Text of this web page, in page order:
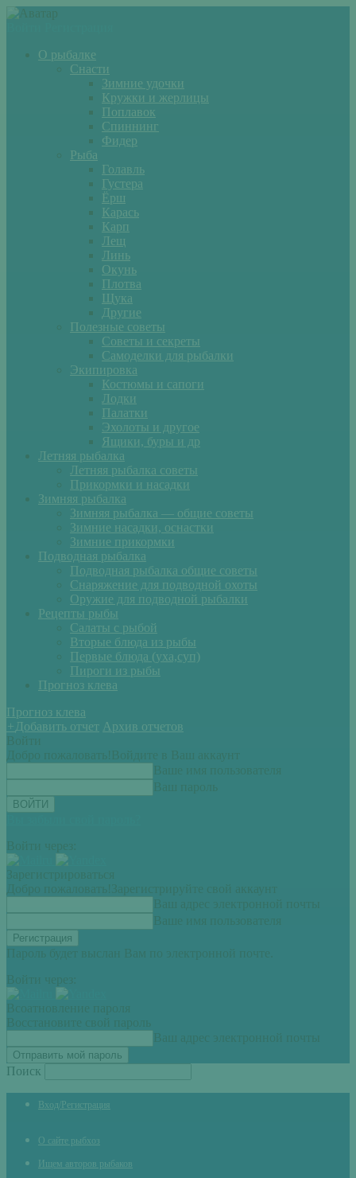
О рыбалке
Снасти
Зимние удочки
Кружки и жерлицы
Поплавок
Спиннинг
Фидер
Рыба
Голавль
Густера
Ёрш
Карась
Карп
Лещ
Линь
Окунь
Плотва
Щука
Другие
Полезные советы
Советы и секреты
Самоделки для рыбалки
Экипировка
Костюмы и сапоги
Лодки
Палатки
Эхолоты и другое
Ящики, буры и др
Летняя рыбалка
Летняя рыбалка советы
Прикормки и насадки
Зимняя рыбалка
Зимняя рыбалка — общие советы
Зимние насадки, оснастки
Зимние прикормки
Подводная рыбалка
Подводная рыбалка общие советы
Снаряжение для подводной охоты
Оружие для подводной рыбалки
Рецепты рыбы
Салаты с рыбой
Вторые блюда из рыбы
Первые блюда (уха,суп)
Пироги из рыбы
Прогноз клева
Прогноз клева
+ Добавить отчет Архив отчетов
Войти
Добро пожаловать! Войдите в Ваш аккаунт
Ваше имя пользователя
Ваш пароль
Войти через:
Зарегистрироваться
Добро пожаловать! Зарегистрируйте свой аккаунт
Ваш адрес электронной почты
Ваше имя пользователя
Пароль будет выслан Вам по электронной почте.
Войти через:
Всоатновление пароля
Восстановите свой пароль
Ваш адрес электронной почты
Поиск
Вход/Регистрация
О сайте рыбхоз
Ищем авторов рыбаков